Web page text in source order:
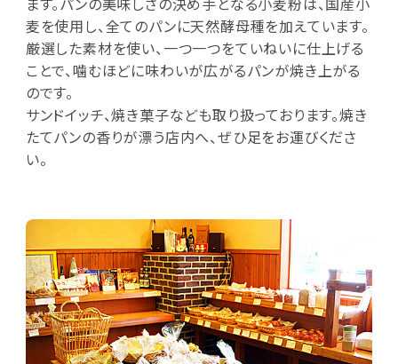
麦を使用し、全てのパンに天然酵母種を加えています。
厳選した素材を使い、一つ一つをていねいに仕上げる
ことで、噛むほどに味わいが広がるパンが焼き上がる
のです。
サンドイッチ、焼き菓子なども取り扱っております。焼き
たてパンの香りが漂う店内へ、ぜひ足をお運びくださ
い。